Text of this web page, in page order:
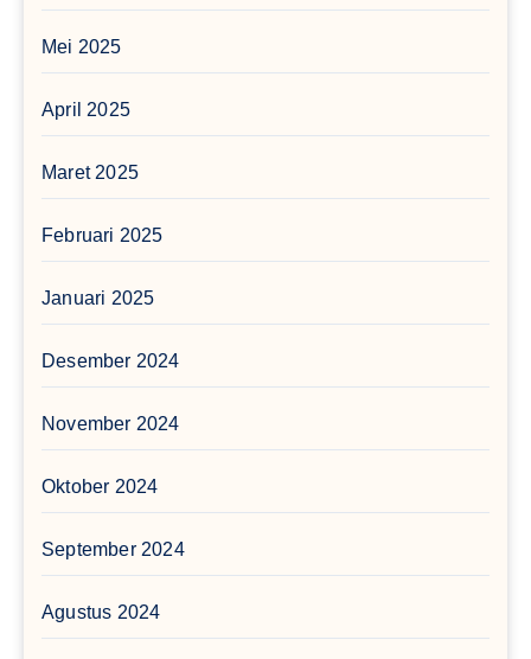
Mei 2025
April 2025
Maret 2025
Februari 2025
Januari 2025
Desember 2024
November 2024
Oktober 2024
September 2024
Agustus 2024